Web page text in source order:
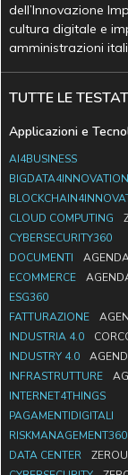
dell’Innovazione
cultura digitale e
amministrazioni
TUTTE LE
Applicazioni e
AI4BUSINESS
BIGDATA4INNOVATION
CLOUD COMPUTING
CYBERSECURITY360
DOCUMENTI
ECOMMERCE
ESG360
FATTURAZIONE
INDUSTRIA 4.0
INDUSTRY 4.0
INFRASTRUTTURE
INTERNET4THINGS
PAGAMENTIDIGITALI
RISKMANAGEMENT360
DATA CENTER